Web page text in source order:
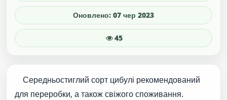
Оновлено: 07 чер 2023
45
Середньостиглий сорт цибулі рекомендований
для переробки, а також свіжого споживання.